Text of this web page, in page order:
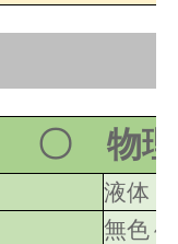
〇 物理
液体
無色